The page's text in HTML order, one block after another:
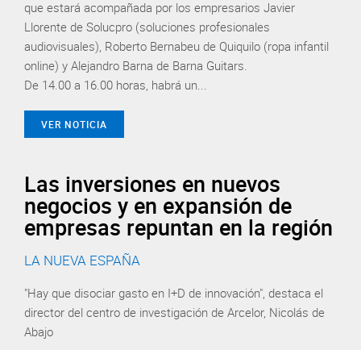
que estará acompañada por los empresarios Javier
Llorente de Solucpro (soluciones profesionales
audiovisuales), Roberto Bernabeu de Quiquilo (ropa infantil
online) y Alejandro Barna de Barna Guitars.
De 14.00 a 16.00 horas, habrá un...
VER NOTICIA
Las inversiones en nuevos
negocios y en expansión de
empresas repuntan en la región
LA NUEVA ESPAÑA
"Hay que disociar gasto en I+D de innovación", destaca el
director del centro de investigación de Arcelor, Nicolás de
Abajo